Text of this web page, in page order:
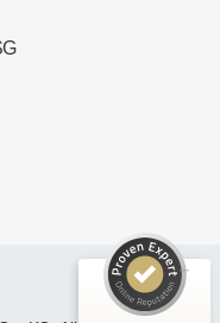
und Erfahrungen zu
32
Bewertungen auf
ProvenExpert.com